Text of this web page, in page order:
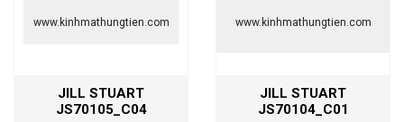
www.kinhmathungtien.com
JILL STUART
JS70105_C04
www.kinhmathungtien.com
JILL STUART
JS70104_C01